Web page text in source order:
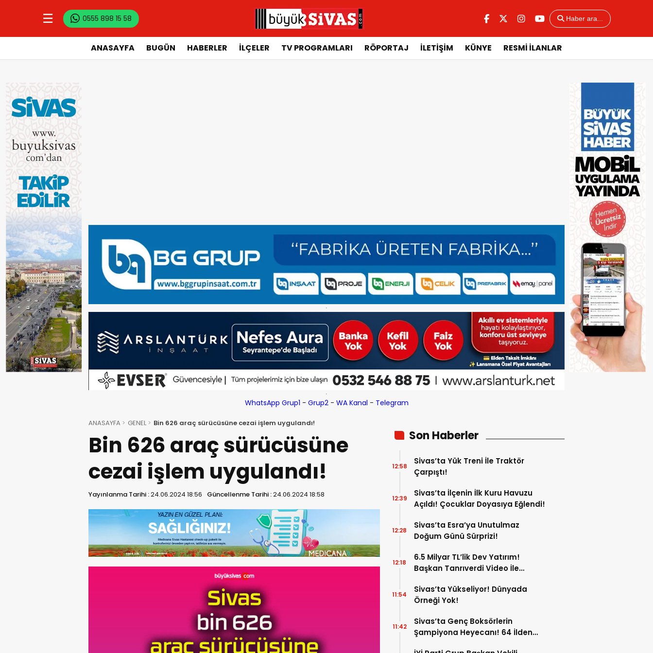
☰ 0555 898 15 58 Haber ara...
ANASAYFA BUGÜN HABERLER İLÇELER TV PROGRAMLARI RÖPORTAJ İLETİŞİM KÜNYE RESMİ İLANLAR
WhatsApp Grup1 - Grup2- WA Kanal - Telegram
ANASAYFA GENEL Bin 626 araç sürücüsüne cezai işlem uygulandı!
Bin 626 araç sürücüsüne
cezai işlem uygulandı!
Yayınlanma Tarihi :24.06.2024 18:56 Güncellenme Tarihi :24.06.2024 18:58
Son Haberler
Sivas’ta Yük Treni İle Traktör
Çarpıştı!
12:58
Sivas’ta İlçenin İlk Kuru Havuzu
Açıldı! Çocuklar Doyasıya Eğlendi!
12:39
Sivas’ta Esra’ya Unutulmaz
Doğum Günü Sürprizi!
12:28
6.5 Milyar TL’lik Dev Yatırım!
Başkan Tanrıverdi Video İle
12:18
Sivas’ta Yükseliyor! Dünyada
Örneği Yok!
11:54
Sivas’ta Genç Boksörlerin
Şampiyona Heyecanı! 64 İlden
11:42